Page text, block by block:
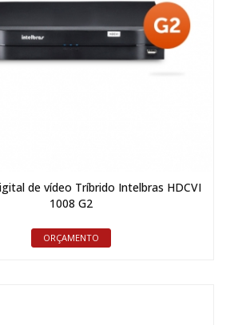
de vídeo Tríbrido Intelbras HDCVI
1008 G2
ORÇAMENTO